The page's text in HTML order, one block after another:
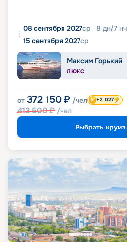
08 сентября 2027ср 8 дн/7 нч
15 сентября 2027ср
Максим Горький
ЛЮКС
от 372 150 ₽ /чел
413 500₽ /чел
+2 027
Выбрать круиз